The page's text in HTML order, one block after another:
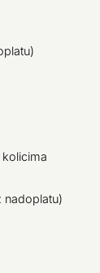
nadoplatu)